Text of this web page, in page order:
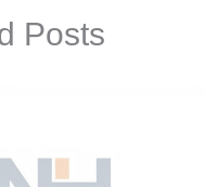
Posts